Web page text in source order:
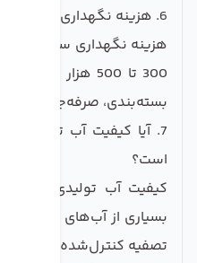
6. هزینه نگهداری سالانه این دستگاه چقدر است؟
هزینه نگهداری سالانه
300 تا 500 هزار
بسته‌بندی، صرفه‌جویی
7. آیا کیفیت آب تولیدی
است؟
کیفیت آب تولیدی توسط
بسیاری از آب‌های معدنی
تصفیه کنترل‌شده و